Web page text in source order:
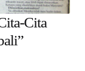
Cita